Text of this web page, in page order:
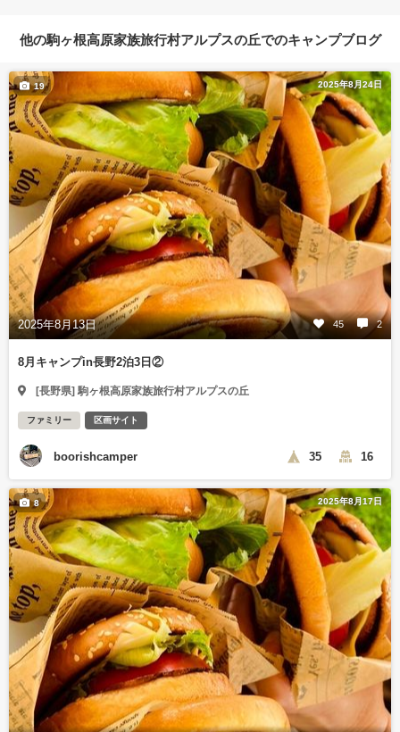
他の駒ヶ根高原家族旅行村アルプスの丘でのキャンプブログ
2025年8月24日
2025年8月13日 45 2
19
8月キャンプin長野2泊3日②
[長野県] 駒ヶ根高原家族旅行村アルプスの丘
ファミリー 区画サイト
boorishcamper 35 16
2025年8月17日
8